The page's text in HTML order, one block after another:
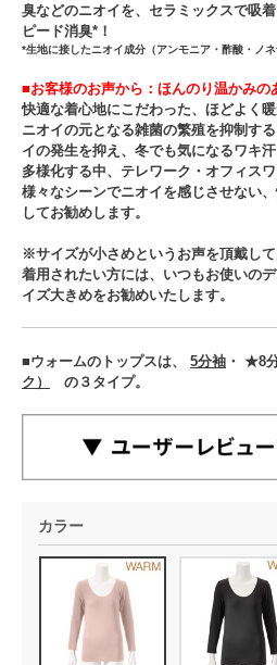
臭などのニオイを、セラミックスで吸
ピード消臭*！
*生地に接したニオイ成分（アンモニア・酢酸・ノ
■お客様のお声から：ほんのり温かみの
快適な着心地にこだわった、ほどよく
ニオイの元となる雑菌の繁殖を抑制す
イの発生を抑え、冬でも気になるワキ
多様化する中、テレワーク・オフィス
様々なシーンでニオイを感じさせない
してお勧めします。
※サイズが小さめというお声を頂戴し
着用されたい方には、いつもお使いの
イズ大きめをお勧めいたします。
■ウォームのトップスは、 5分袖 ・ ★8
ク）
の３タイプ。
カラー